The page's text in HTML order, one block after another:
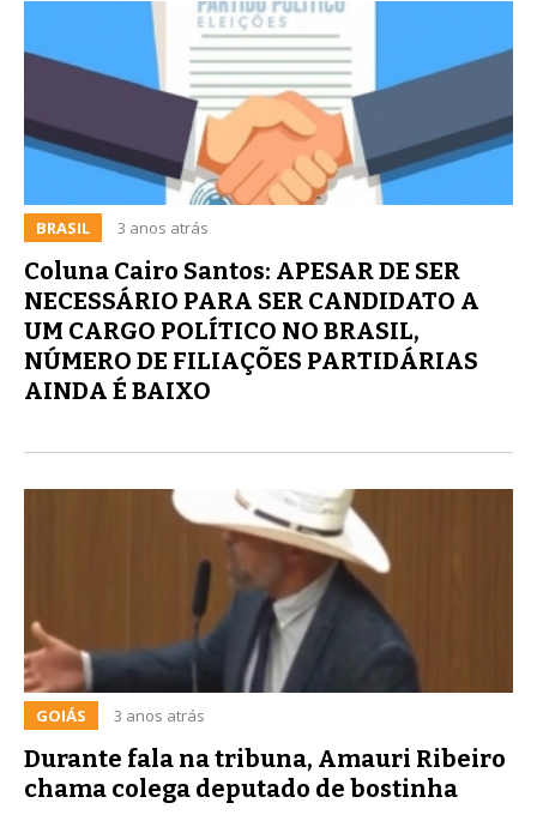
BRASIL 3 anos atrás
Coluna Cairo Santos: APESAR DE SER
NECESSÁRIO PARA SER CANDIDATO A
UM CARGO POLÍTICO NO BRASIL,
NÚMERO DE FILIAÇÕES PARTIDÁRIAS
AINDA É BAIXO
GOIÁS 3 anos atrás
Durante fala na tribuna, Amauri Ribeiro
chama colega deputado de bostinha